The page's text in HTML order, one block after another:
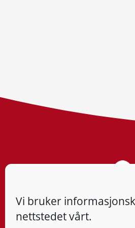
Vi bruker
nettstedet vårt.